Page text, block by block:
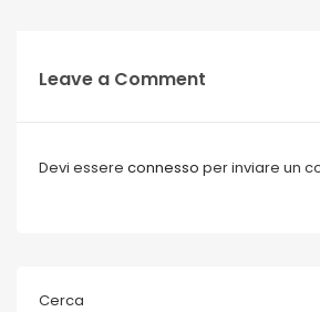
Leave a Comment
Devi essere connesso per inviare un
Cerca